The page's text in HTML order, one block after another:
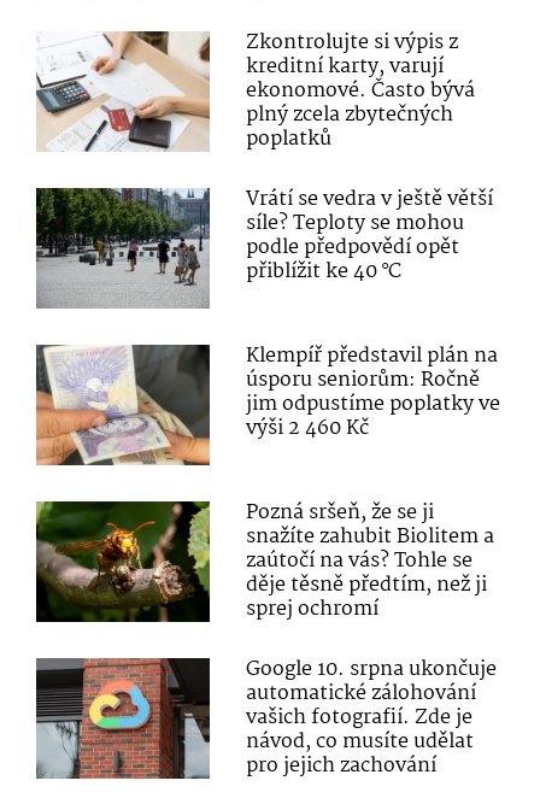
Zkontrolujte si výpis z
kreditní karty, varují
ekonomové. Často bývá
plný zcela zbytečných
poplatků
Vrátí se vedra v ještě větší
síle? Teploty se mohou
podle předpovědí opět
přiblížit ke 40 °C
Klempíř představil plán na
úsporu seniorům: Ročně
jim odpustíme poplatky ve
výši 2 460 Kč
Pozná sršeň, že se ji
snažíte zahubit Biolitem a
zaútočí na vás? Tohle se
děje těsně předtím, než ji
sprej ochromí
Google 10. srpna ukončuje
automatické zálohování
vašich fotografií. Zde je
návod, co musíte udělat
pro jejich zachování